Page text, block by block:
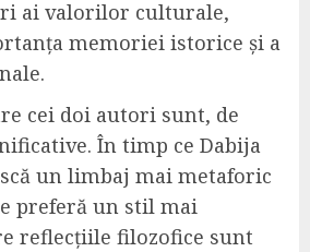
ai valorilor culturale,
memoriei istorice și a
cei doi autori sunt, de
În timp ce Dabija
un limbaj mai metaforic
preferă un stil mai
reflecțiile filozofice sunt